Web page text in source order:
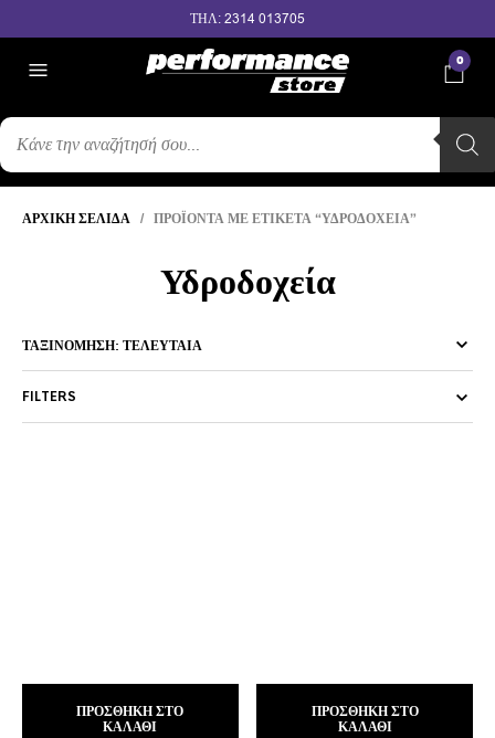
ΤΗΛ: 2314 013705
0
ΑΝΑΖΉΤΗΣΗ
ΠΡΟΪΌΝΤΩΝ
ΑΡΧΙΚΉ ΣΕΛΊΔΑ / ΠΡΟΪΌΝΤΑ ΜΕ ΕΤΙΚΈΤΑ “ΥΔΡΟΔΟΧΕΊΑ”
Υδροδοχεία
FILTERS
ΠΡΟΣΘΉΚΗ ΣΤΟ
ΚΑΛΆΘΙ
ΠΡΟΣΘΉΚΗ ΣΤΟ
ΚΑΛΆΘΙ